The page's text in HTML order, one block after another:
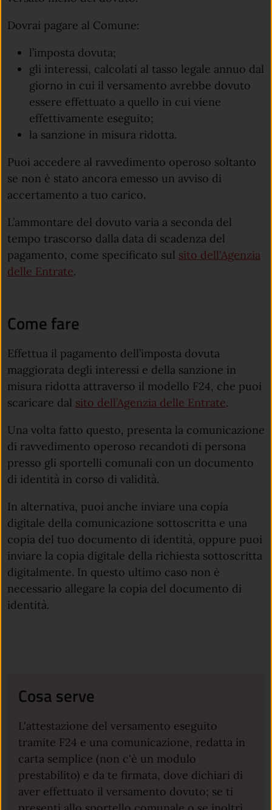
Dovrai pagare al Comune:
l’imposta dovuta;
gli interessi, calcolati al tasso legale annuo dal
giorno in cui il versamento avrebbe dovuto
essere effettuato a quello in cui viene
effettivamente eseguito;
la sanzione in misura ridotta.
Puoi accedere al ravvedimento operoso soltanto
se non è stato ancora emesso un avviso di
accertamento a tuo carico.
L’ammontare del dovuto varia a seconda del
tempo trascorso dalla data di scadenza del
pagamento, come specificato sul sito dell'Agenzia
delle Entrate(apre in un'altra scheda).
.
Come fare
Effettua il pagamento dell’imposta dovuta
maggiorata degli interessi e della sanzione in
misura ridotta attraverso il modello F24, che puoi
scaricare dal sito dell’Agenzia delle Entrate.
Una volta fatto questo, presenta la comunicazione
di ravvedimento operoso recandoti di persona
presso gli sportelli comunali con un documento
di identità in corso di validità.
In alternativa, puoi anche inviare una copia
digitale della comunicazione sottoscritta e una
copia del tuo documento di identità, oppure puoi
inviare la copia digitale della richiesta sottoscritta
digitalmente. In questo ultimo caso non è
necessario allegare la copia del documento di
identità.
Cosa serve
L'attestazione del versamento eseguito
tramite F24 e una comunicazione, redatta in
carta semplice (non c'è un modulo
prestabilito) e da te firmata, dove dichiari di
aver effettuato il versamento dovuto; se ti